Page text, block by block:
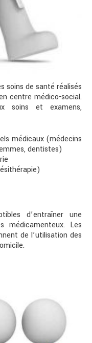
soins de santé réalisés
centre médico-social.
soins et examens,
médicaux (médecins
dentistes)
d’entraîner une
médicamenteux. Les
de l’utilisation des